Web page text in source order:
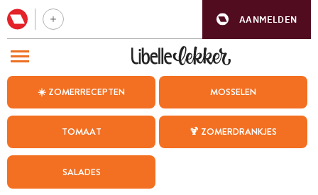
AANMELDEN
☀️ ZOMERRECEPTEN MOSSELEN
TOMAAT 🍹 ZOMERDRANKJES
SALADES
BEZOEK ONZE ANDERE WEBSITES
WEEKMENU
CHAT MET MAIA